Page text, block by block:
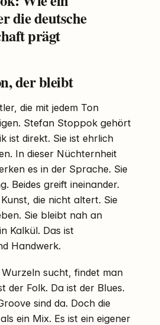
die deutsche
prägt
der bleibt
die mit jedem Ton
Stefan Stoppok gehört
ist direkt. Sie ist ehrlich
In dieser Nüchternheit
es in der Sprache. Sie
Beides greift ineinander.
die nicht altert. Sie
Sie bleibt nah an
Kalkül. Das ist
Handwerk.
sucht, findet man
der Folk. Da ist der Blues.
sind da. Doch die
ein Mix. Es ist ein eigener